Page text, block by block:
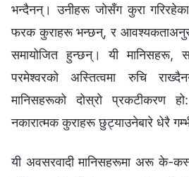
भन्दैनन्। उनीहरू जोसँग कुरा
फरक कुराहरू भन्छन्, र
समायोजित हुन्छन्। यी मानिसहरू,
परमेश्‍वरको अस्तित्वमा रुचि
मानिसहरूको दोस्रो प्रकटीकरण
नकारात्मक कुराहरू छुट्याउनेबारे धेरै
यी अवसरवादी मानिसहरूमा अरू के-